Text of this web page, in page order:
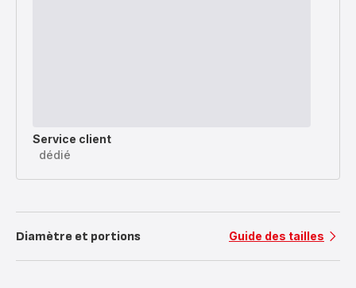
Service client
dédié
Diamètre et portions Guide des tailles